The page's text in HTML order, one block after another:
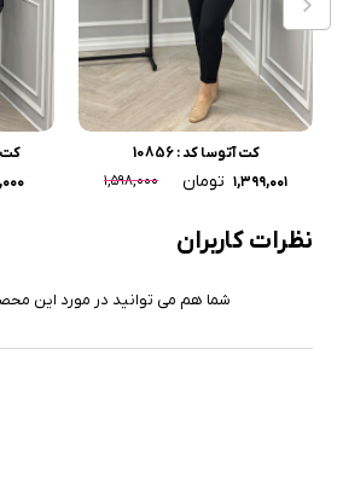
کت آتوسا کد : 10856
۱,۳۹۹,۰۰۱ تومان ۱,۵۹۸,۰۰۰
کت
نظرات کاربران
شما هم می توانید در مورد این